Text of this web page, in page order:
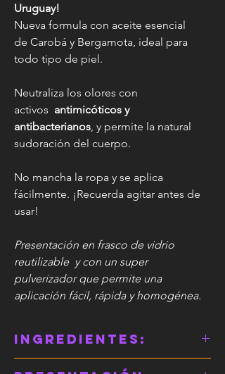
Uruguay!
Nueva formula con aceite esencial
de Carobá y Bergamota, ideal para
todo tipo de piel.
Neutraliza los olores con
activos antimicóticos y
antibacterianos , y permite la natural
sudoración del cuerpo.
No mancha la ropa y se aplica
fácilmente. ¡Recuerda agitar antes de
usar!
Presentación en frasco de vidrio
reutilizable y con un super
pulverizador que permite una
aplicación fácil, rápida y homogénea.
Ingredientes: